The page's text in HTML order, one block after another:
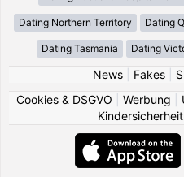
Dating Northern Territory Dating
Dating Tasmania Dating
News| Fakes|
Cookies & DSGVO
Werbung
Kindersicherheit